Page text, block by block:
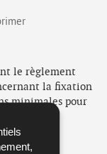
le règlement
la fixation
minimales pour
plantes